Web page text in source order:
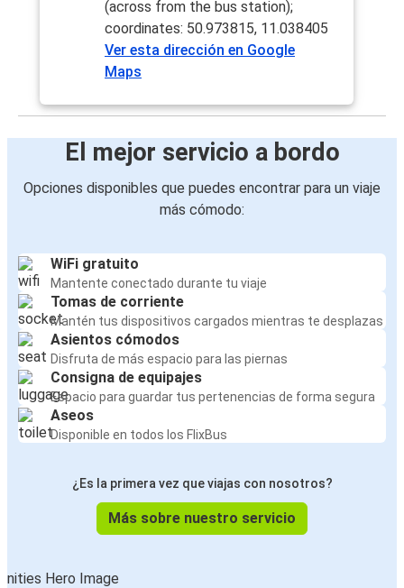
(across from the bus station);
coordinates: 50.973815, 11.038405
Ver esta dirección en Google
Maps
El mejor servicio a bordo
Opciones disponibles que puedes encontrar para un viaje
más cómodo:
WiFi gratuito
Mantente conectado durante tu viaje
Tomas de corriente
Mantén tus dispositivos cargados mientras te desplazas
Asientos cómodos
Disfruta de más espacio para las piernas
Consigna de equipajes
Espacio para guardar tus pertenencias de forma segura
Aseos
Disponible en todos los FlixBus
¿Es la primera vez que viajas con nosotros?
Más sobre nuestro servicio